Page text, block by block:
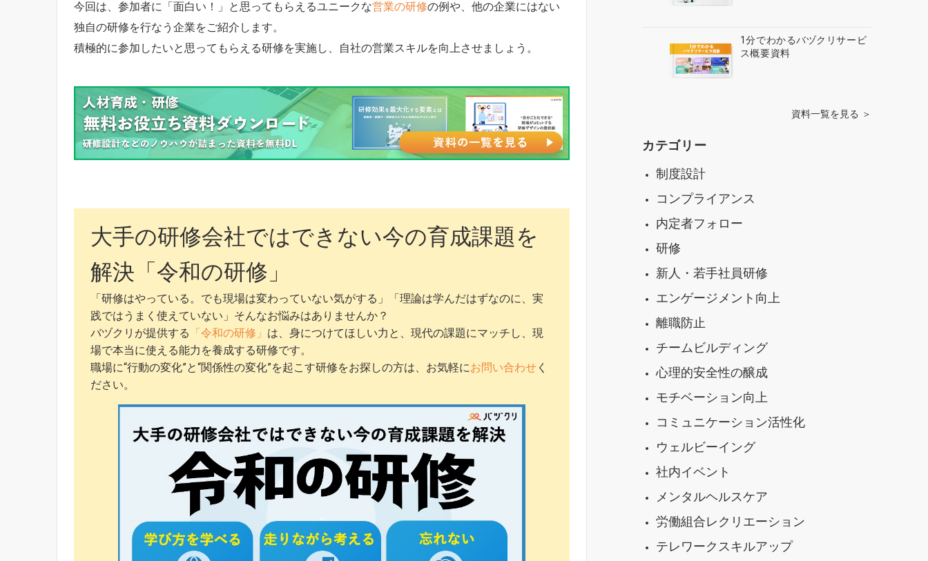
今回は、参加者に「面白い！」と思ってもらえるユニークな営業の研修の例や、他の企業にはない
独自の研修を行なう企業をご紹介します。
積極的に参加したいと思ってもらえる研修を実施し、自社の営業スキルを向上させましょう。
大手の研修会社ではできない今の育成課題を
解決「令和の研修」
「研修はやっている。でも現場は変わっていない気がする」「理論は学んだはずなのに、実
践ではうまく使えていない」そんなお悩みはありませんか？
バヅクリが提供する 「令和の研修」 は、身につけてほしい力と、現代の課題にマッチし、現
場で本当に使える能力を養成する研修です。
職場に“行動の変化”と“関係性の変化”を起こす研修をお探しの方は、お気軽にお問い合わせ く
ださい。
1分でわかるバヅクリサービ
ス概要資料
資料一覧を見る ＞
カテゴリー
制度設計
コンプライアンス
内定者フォロー
研修
新人・若手社員研修
エンゲージメント向上
離職防止
チームビルディング
心理的安全性の醸成
モチベーション向上
コミュニケーション活性化
ウェルビーイング
社内イベント
メンタルヘルスケア
労働組合レクリエーション
テレワークスキルアップ